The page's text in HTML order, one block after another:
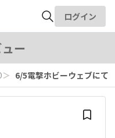
検索
ログイン
ー
＞ 6/5電撃ホビーウェブにて